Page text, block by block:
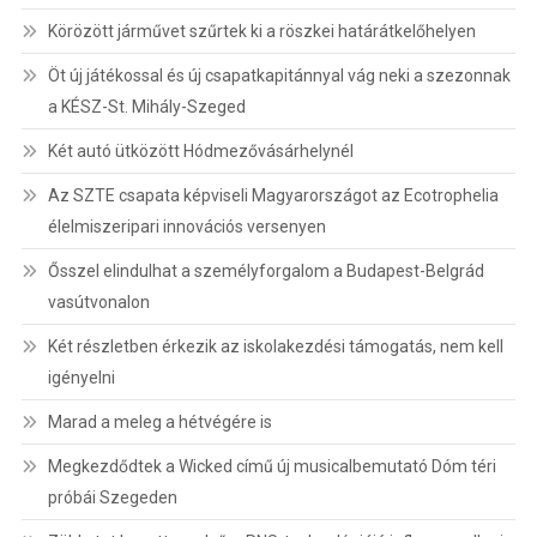
Körözött járművet szűrtek ki a röszkei határátkelőhelyen
Öt új játékossal és új csapatkapitánnyal vág neki a szezonnak
a KÉSZ-St. Mihály-Szeged
Két autó ütközött Hódmezővásárhelynél
Az SZTE csapata képviseli Magyarországot az Ecotrophelia
élelmiszeripari innovációs versenyen
Ősszel elindulhat a személyforgalom a Budapest-Belgrád
vasútvonalon
Két részletben érkezik az iskolakezdési támogatás, nem kell
igényelni
Marad a meleg a hétvégére is
Megkezdődtek a Wicked című új musicalbemutató Dóm téri
próbái Szegeden